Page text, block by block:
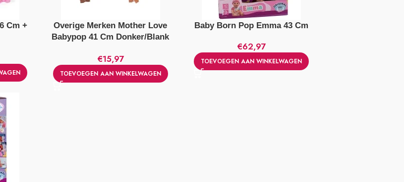
Cm +
Overige Merken Mother Love
Babypop 41 Cm Donker/Blank
€15,97
TOEVOEGEN AAN WINKELWAGEN
Baby Born Pop Emma 43 Cm
€62,97
TOEVOEGEN AAN WINKELWAGEN